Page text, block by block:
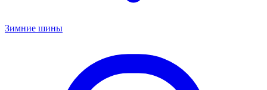
Зимние шины